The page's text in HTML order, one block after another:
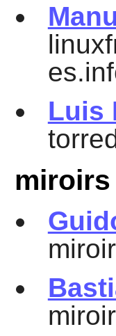
Luis